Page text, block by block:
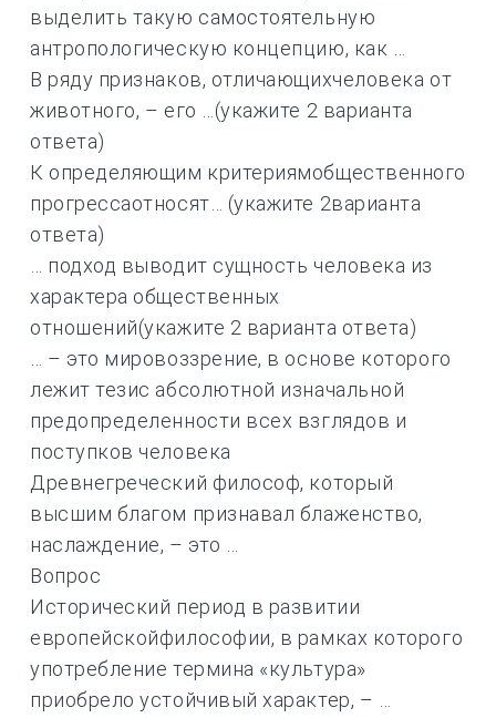
выделить такую самостоятельную
антропологическую концепцию, как …
В ряду признаков, отличающихчеловека от
животного, – его …(укажите 2 варианта
ответа)
К определяющим критериямобщественного
прогрессаотносят… (укажите 2варианта
ответа)
… подход выводит сущность человека из
характера общественных
отношений(укажите 2 варианта ответа)
… – это мировоззрение, в основе которого
лежит тезис абсолютной изначальной
предопределенности всех взглядов и
поступков человека
Древнегреческий философ, который
высшим благом признавал блаженство,
наслаждение, – это …
Вопрос
Исторический период в развитии
европейскойфилософии, в рамках которого
употребление термина «культура»
приобрело устойчивый характер, – …